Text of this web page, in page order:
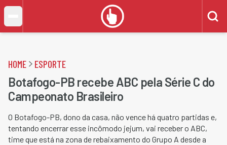
HOME ESPORTE
Botafogo-PB recebe ABC pela Série C do
Campeonato Brasileiro
O Botafogo-PB, dono da casa, não vence há quatro partidas e,
tentando encerrar esse incômodo jejum, vai receber o ABC,
time que está na zona de rebaixamento do Grupo A desde a